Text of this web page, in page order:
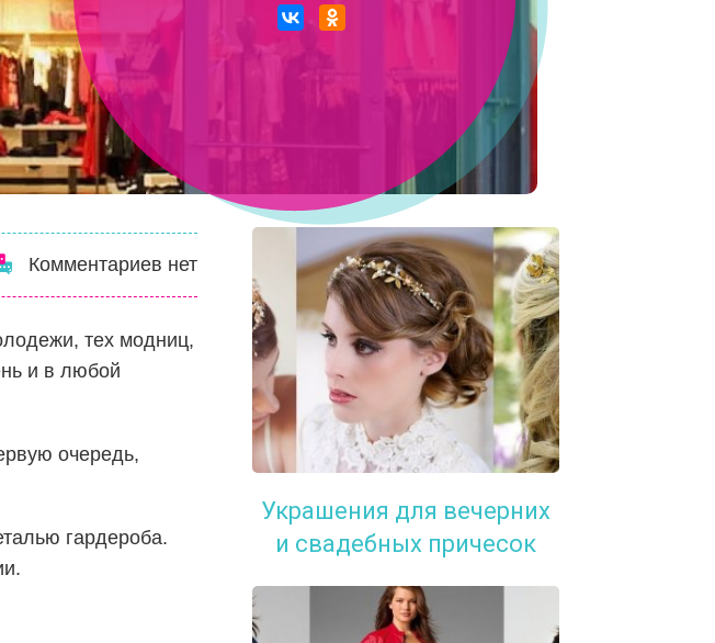
Комментариев нет
тех модниц,
и в любой
очередь,
гардероба.
Украшения для вечерних
и свадебных причесок